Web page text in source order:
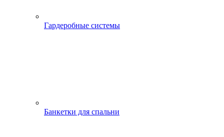
Гардеробные системы
Банкетки для спальни